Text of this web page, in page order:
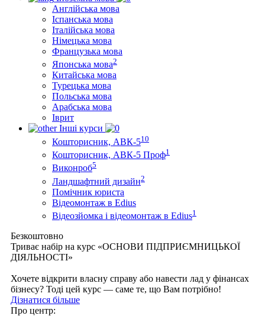
Англійська мова
Іспанська мова
Італійська мова
Німецька мова
Французька мова
Японська мова2
Китайська мова
Турецька мова
Польська мова
Арабська мова
Іврит
Інші курси
Кошторисник, АВК-510
Кошторисник, АВК-5 Проф1
Виконроб5
Ландшафтний дизайн2
Помічник юриста
Відеомонтаж в Edius
Відеозйомка і відеомонтаж в Edius1
Безкоштовно
Триває набір на курс «ОСНОВИ ПІДПРИЄМНИЦЬКОЇ
ДІЯЛЬНОСТІ»
Хочете відкрити власну справу або навести лад у фінансах
бізнесу? Тоді цей курс — саме те, що Вам потрібно!
Дізнатися більше
Про центр: